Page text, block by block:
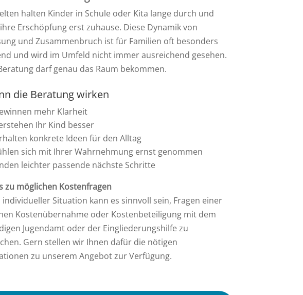
halten Kinder in Schule oder Kita lange durch und
Erschöpfung erst zuhause. Diese Dynamik von
und Zusammenbruch ist für Familien oft besonders
und wird im Umfeld nicht immer ausreichend gesehen.
darf genau das Raum bekommen.
die Beratung wirken
mehr Klarheit
Ihr Kind besser
konkrete Ideen für den Alltag
sich mit Ihrer Wahrnehmung ernst genommen
leichter passende nächste Schritte
zu möglichen Kostenfragen
individueller Situation kann es sinnvoll sein, Fragen einer
Kostenübernahme oder Kostenbeteiligung mit dem
Jugendamt oder der Eingliederungshilfe zu
Gern stellen wir Ihnen dafür die nötigen
zu unserem Angebot zur Verfügung.